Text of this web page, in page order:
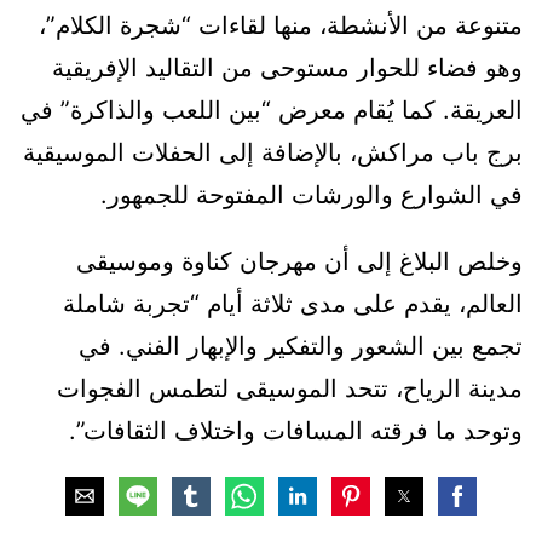
متنوعة من الأنشطة، منها لقاءات “شجرة الكلام”،
وهو فضاء للحوار مستوحى من التقاليد الإفريقية
العريقة. كما يُقام معرض “بين اللعب والذاكرة” في
برج باب مراكش، بالإضافة إلى الحفلات الموسيقية
في الشوارع والورشات المفتوحة للجمهور.
وخلص البلاغ إلى أن مهرجان كناوة وموسيقى
العالم، يقدم على مدى ثلاثة أيام “تجربة شاملة
تجمع بين الشعور والتفكير والإبهار الفني. في
مدينة الرياح، تتحد الموسيقى لتطمس الفجوات
وتوحد ما فرقته المسافات واختلاف الثقافات”.